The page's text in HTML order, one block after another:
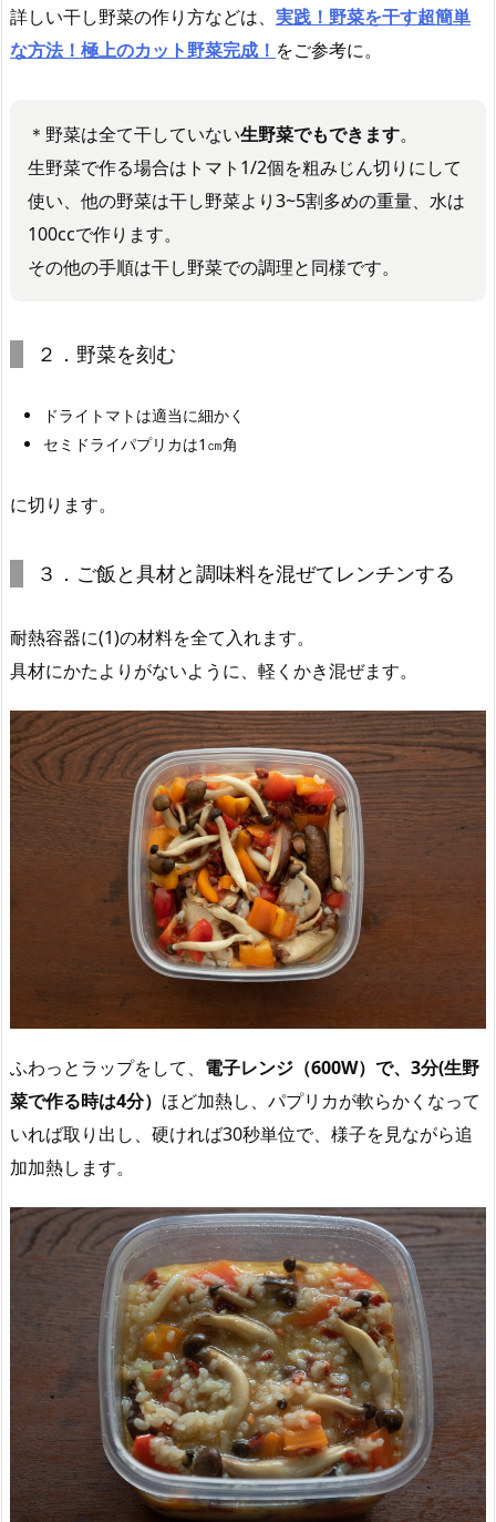
詳しい干し野菜の作り方などは、 実践！野菜を干す超簡単
な方法！極上のカット野菜完成！ をご参考に。
＊野菜は全て干していない生野菜でもできます。
生野菜で作る場合はトマト1/2個を粗みじん切りにして
使い、他の野菜は干し野菜より3~5割多めの重量、水は
100ccで作ります。
その他の手順は干し野菜での調理と同様です。
２．野菜を刻む
ドライトマトは適当に細かく
セミドライパプリカは1㎝角
に切ります。
３．ご飯と具材と調味料を混ぜてレンチンする
耐熱容器に(1)の材料を全て入れます。
具材にかたよりがないように、軽くかき混ぜます。
ふわっとラップをして、 電子レンジ（600W）で、3分(生野
菜で作る時は4分） ほど加熱し、パプリカが軟らかくなって
いれば取り出し、硬ければ30秒単位で、様子を見ながら追
加加熱します。